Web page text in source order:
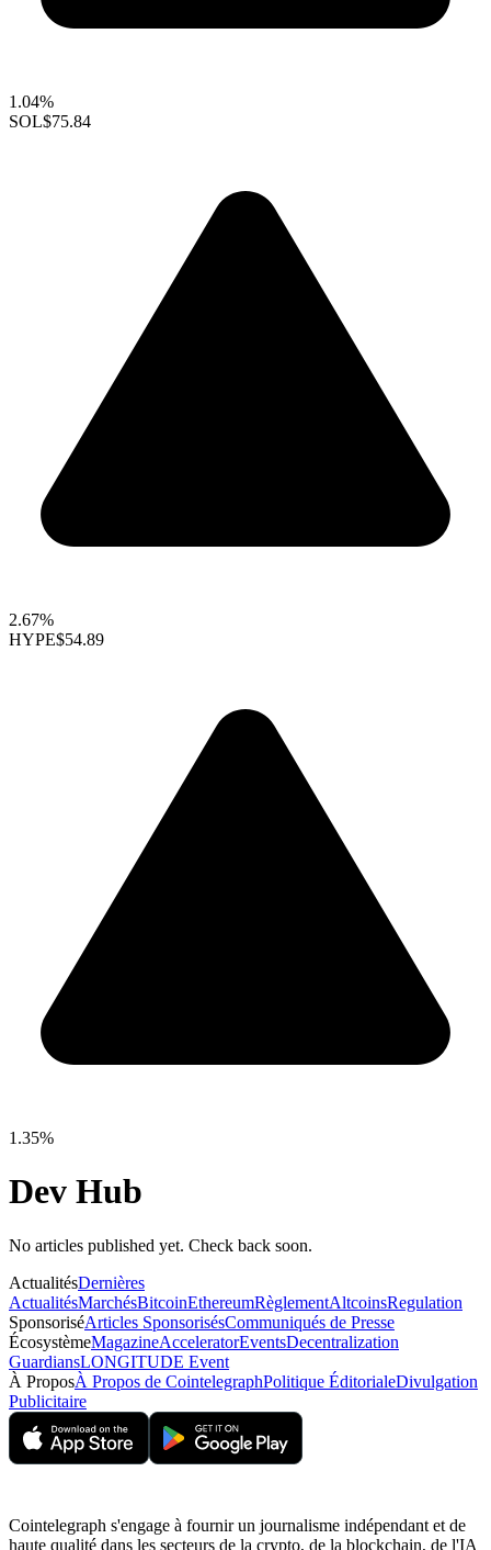
1.04%
SOL$75.84
2.67%
HYPE$54.89
1.35%
Dev Hub
No articles published yet. Check back soon.
ActualitésDernières
ActualitésMarchésBitcoinEthereumRèglementAltcoinsRegulation
SponsoriséArticles SponsorisésCommuniqués de Presse
ÉcosystèmeMagazineAcceleratorEventsDecentralization
GuardiansLONGITUDE Event
À ProposÀ Propos de CointelegraphPolitique ÉditorialeDivulgation
Publicitaire
Cointelegraph s'engage à fournir un journalisme indépendant et de
haute qualité dans les secteurs de la crypto, de la blockchain, de l'IA